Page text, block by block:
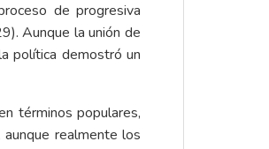
de progresiva
Aunque la unión de
política demostró un
términos populares,
realmente los